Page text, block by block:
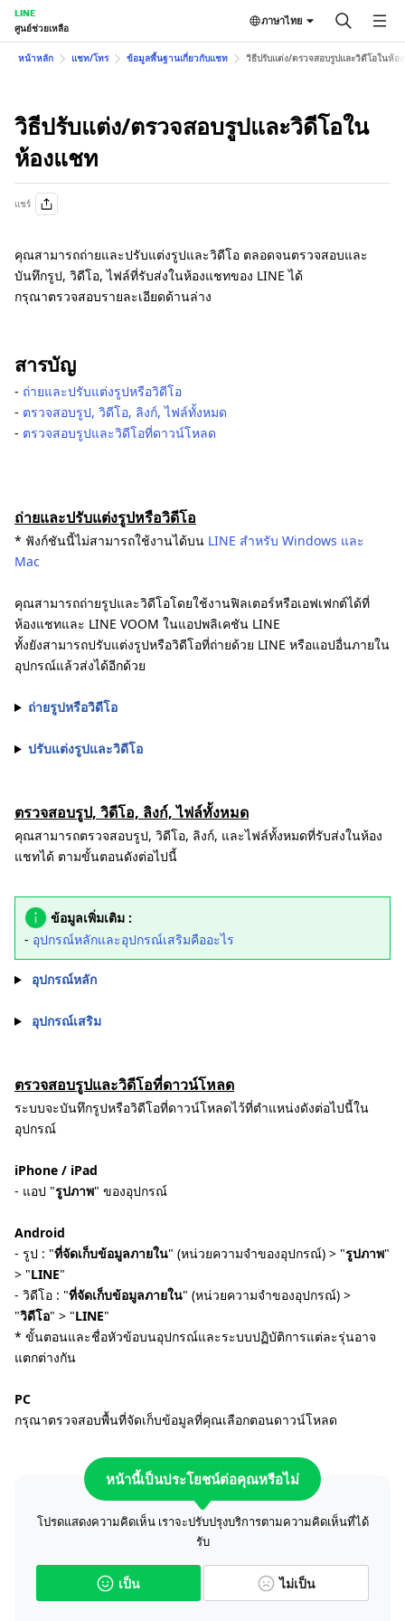
LINE
ศูนย์ช่วยเหลือ
ภาษาไทย
หน้าหลัก แชท/โทร ข้อมูลพื้นฐานเกี่ยวกับแชท วิธีปรับแต่ง/ตรวจสอบรูปและวิดีโอในห้อ
วิธีปรับแต่ง/ตรวจสอบรูปและวิดีโอใน
ห้องแชท
แชร์
คุณสามารถถ่ายและปรับแต่งรูปและวิดีโอ ตลอดจนตรวจสอบและ
บันทึกรูป, วิดีโอ, ไฟล์ที่รับส่งในห้องแชทของ LINE ได้
กรุณาตรวจสอบรายละเอียดด้านล่าง
สารบัญ
- ถ่ายและปรับแต่งรูปหรือวิดีโอ
- ตรวจสอบรูป, วิดีโอ, ลิงก์, ไฟล์ทั้งหมด
- ตรวจสอบรูปและวิดีโอที่ดาวน์โหลด
ถ่ายและปรับแต่งรูปหรือวิดีโอ
* ฟังก์ชันนี้ไม่สามารถใช้งานได้บน LINE สำหรับ Windows และ
Mac
คุณสามารถถ่ายรูปและวิดีโอโดยใช้งานฟิลเตอร์หรือเอฟเฟกต์ได้ที่
ห้องแชทและ LINE VOOM ในแอปพลิเคชัน LINE
ทั้งยังสามารถปรับแต่งรูปหรือวิดีโอที่ถ่ายด้วย LINE หรือแอปอื่นภายใน
อุปกรณ์แล้วส่งได้อีกด้วย
ถ่ายรูปหรือวิดีโอ
ปรับแต่งรูปและวิดีโอ
ตรวจสอบรูป, วิดีโอ, ลิงก์, ไฟล์ทั้งหมด
คุณสามารถตรวจสอบรูป, วิดีโอ, ลิงก์, และไฟล์ทั้งหมดที่รับส่งในห้อง
แชทได้ ตามขั้นตอนดังต่อไปนี้
ข้อมูลเพิ่มเติม :
- อุปกรณ์หลักและอุปกรณ์เสริมคืออะไร
อุปกรณ์หลัก
อุปกรณ์เสริม
ตรวจสอบรูปและวิดีโอที่ดาวน์โหลด
ระบบจะบันทึกรูปหรือวิดีโอที่ดาวน์โหลดไว้ที่ตำแหน่งดังต่อไปนี้ใน
อุปกรณ์
iPhone / iPad
- แอป "รูปภาพ" ของอุปกรณ์
Android
- รูป : "ที่จัดเก็บข้อมูลภายใน" (หน่วยความจำของอุปกรณ์) > "รูปภาพ"
> "LINE"
- วิดีโอ : "ที่จัดเก็บข้อมูลภายใน" (หน่วยความจำของอุปกรณ์) >
"วิดีโอ" > "LINE"
* ขั้นตอนและชื่อหัวข้อบนอุปกรณ์และระบบปฏิบัติการแต่ละรุ่นอาจ
แตกต่างกัน
PC
กรุณาตรวจสอบพื้นที่จัดเก็บข้อมูลที่คุณเลือกตอนดาวน์โหลด
หน้านี้เป็นประโยชน์ต่อคุณหรือไม่
โปรดแสดงความคิดเห็น เราจะปรับปรุงบริการตามความคิดเห็นที่ได้
รับ
เป็น ไม่เป็น